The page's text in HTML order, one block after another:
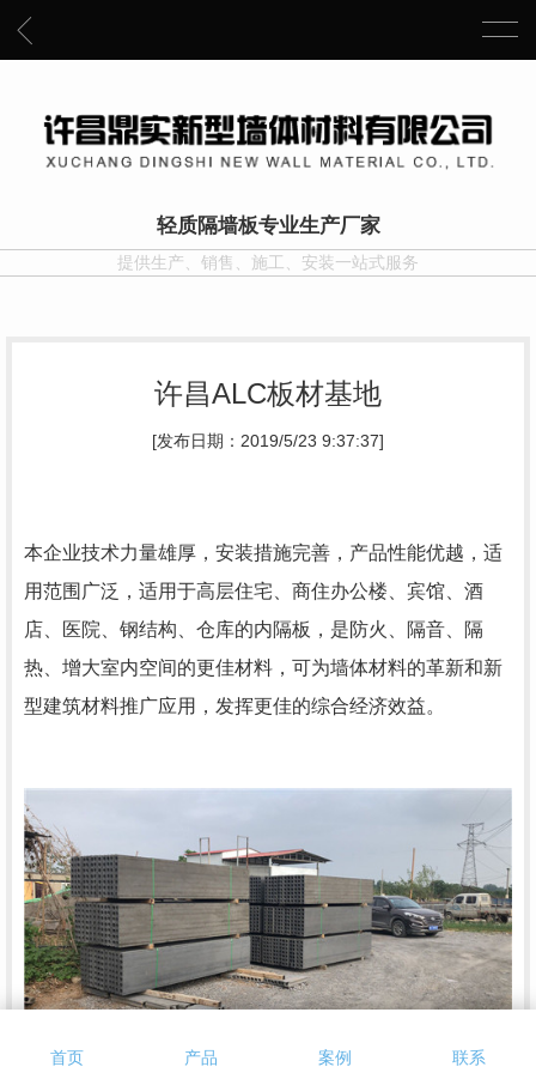
轻质隔墙板专业生产厂家
提供生产、销售、施工、安装一站式服务
许昌ALC板材基地
[发布日期：2019/5/23 9:37:37]
本企业技术力量雄厚，安装措施完善，产品性能优越，适
用范围广泛，适用于高层住宅、商住办公楼、宾馆、酒
店、医院、钢结构、仓库的内隔板，是防火、隔音、隔
热、增大室内空间的更佳材料，可为墙体材料的革新和新
型建筑材料推广应用，发挥更佳的综合经济效益。
首页 产品 案例 联系